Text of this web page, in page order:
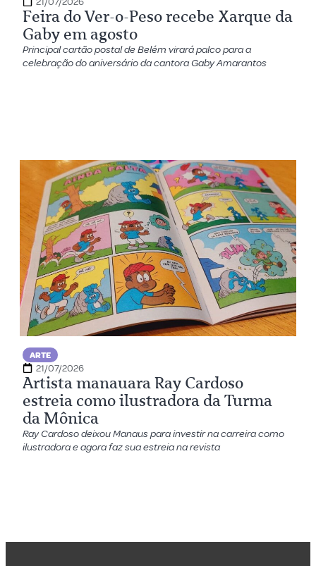
Feira do Ver-o-Peso recebe Xarque da
Gaby em agosto
Principal cartão postal de Belém virará palco para a
celebração do aniversário da cantora Gaby Amarantos
ARTE
21/07/2026
Artista manauara Ray Cardoso
estreia como ilustradora da Turma
da Mônica
Ray Cardoso deixou Manaus para investir na carreira como
ilustradora e agora faz sua estreia na revista